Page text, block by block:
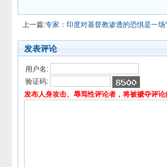
上一篇:专家：印度对基督教渗透的恐惧是一场
发表评论
用户名:
验证码:
发布人身攻击、辱骂性评论者，将被褫夺评论